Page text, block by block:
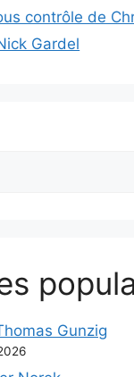
contrôle de
Gardel
Gunzig